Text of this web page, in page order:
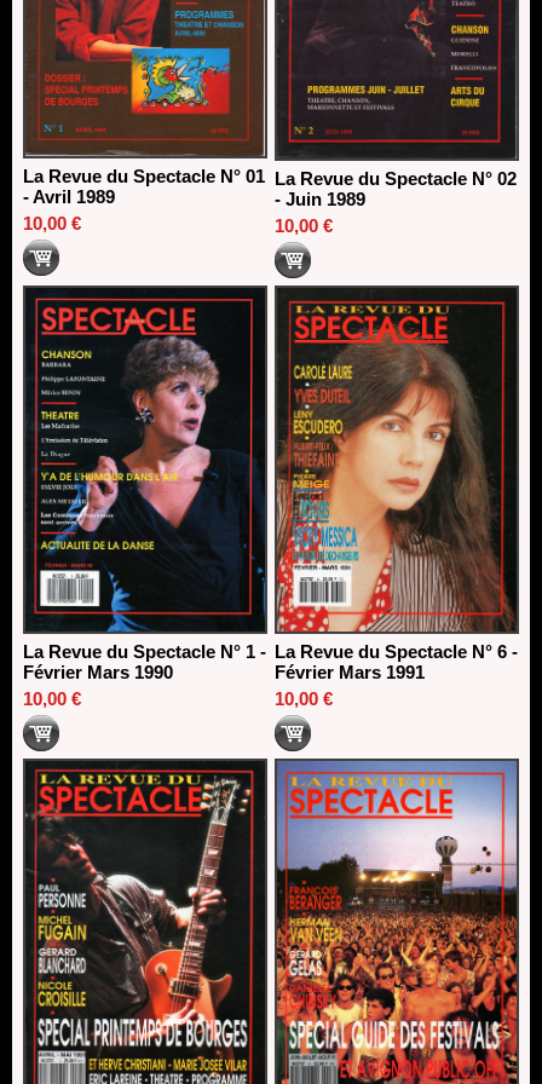
La Revue du Spectacle N° 01
- Avril 1989
10,00 €
La Revue du Spectacle N° 02
- Juin 1989
10,00 €
La Revue du Spectacle N° 1 -
Février Mars 1990
10,00 €
La Revue du Spectacle N° 6 -
Février Mars 1991
10,00 €